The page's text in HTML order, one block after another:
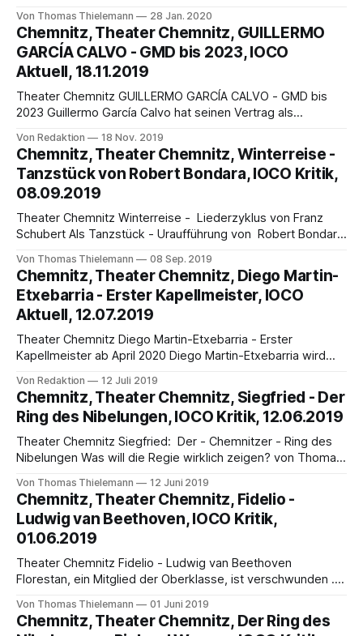
der Königlich Sächsische Hofkapellmeister Richard Wagner
mit Frau Minna, Hund und Kanarienvogel am 3. Juli 1845 von
Dresden zu einem Kuraufenthalt ins Böhmische nach
Marienbad. Kreative Unruhe behinderten die
Von Thomas Thielemann 28 Jan. 2020
Chemnitz, Theater Chemnitz, GUILLERMO
GARCÍA CALVO - GMD bis 2023, IOCO
Aktuell, 18.11.2019
Theater Chemnitz GUILLERMO GARCÍA CALVO - GMD bis
2023 Guillermo García Calvo hat seinen Vertrag als
Robert-Schumann-Philharmonie bis zum Ende der Spielzeit
2022/2023 verlängert. Seit Beginn der Spielzeit 2017/2018
ist GMD Guillermo García Calvo an den Chemnitzer
Theatern tätig. Seither widmet
Von Redaktion 18 Nov. 2019
Chemnitz, Theater Chemnitz, Winterreise -
Tanzstück von Robert Bondara, IOCO Kritik,
08.09.2019
Theater Chemnitz Winterreise - Liederzyklus von Franz
Schubert Als Tanzstück - Uraufführung von Robert Bondara
eröffnete am 6. September 2019 mit der Uraufführung des
Tanzstücks Winterreise zur Musik des gleichnamigen
Liederzyklus op., D 911 von Franz Schubert die Spielzeit
2019/20. Die Choreografie und
Von Thomas Thielemann 08 Sep. 2019
Chemnitz, Theater Chemnitz, Diego Martin-
Etxebarria - Erster Kapellmeister, IOCO
Aktuell, 12.07.2019
Theater Chemnitz Diego Martin-Etxebarria - Erster
Kapellmeister ab April 2020 Diego Martin-Etxebarria wird
Chemnitz. Er tritt sein Engagement am 1. April 2020 an und
wird als erste Neuproduktion Mozarts Die Entführung aus
dem Serail (Premiere am 8. Mai 2020) dirigieren. Seinen
Einstand
Von Redaktion 12 Juli 2019
Chemnitz, Theater Chemnitz, Siegfried - Der
Ring des Nibelungen, IOCO Kritik, 12.06.2019
Theater Chemnitz Siegfried: Der - Chemnitzer - Ring des
Nibelungen Was will die Regie wirklich zeigen? von Thomas
des Siegfrieds im Oster-Ring der Oper Chemnitz war
Veranlassung genug, den Siegfried des Pfingst-Ringes mit
dem Sänger-Darsteller der Premierenrunde Daniel Kirch zu
besuchen. Auch waren
Von Thomas Thielemann 12 Juni 2019
Chemnitz, Theater Chemnitz, Fidelio -
Ludwig van Beethoven, IOCO Kritik,
01.06.2019
Theater Chemnitz Fidelio - Ludwig van Beethoven
Florestan, ein Mitglied der Oberklasse, ist verschwunden ....
zweiten Aufführung der leider wenig beachteten klugen und
sensiblen Inszenierung des Fidelio von Ludwig van
Von Thomas Thielemann 01 Juni 2019
Chemnitz, Theater Chemnitz, Der Ring des